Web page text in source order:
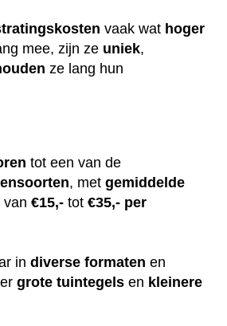
vaak wat hoger
mee, zijn ze uniek,
ze lang hun
tot een van de
, met gemiddelde
van €15,- tot €35,- per
in diverse formaten en
grote tuintegels en kleinere